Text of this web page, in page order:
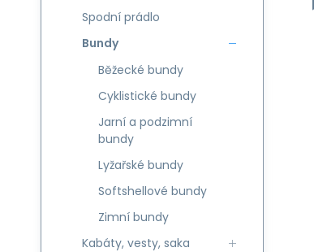
Spodní prádlo
Bundy
Běžecké bundy
Cyklistické bundy
Jarní a podzimní
bundy
Lyžařské bundy
Softshellové bundy
Zimní bundy
Kabáty, vesty, saka